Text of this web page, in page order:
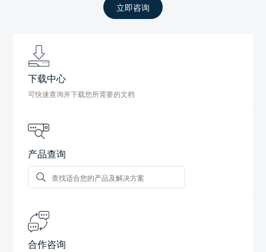
立即咨询
下载中心
可快速查询并下载您所需要的文档
产品查询
合作咨询